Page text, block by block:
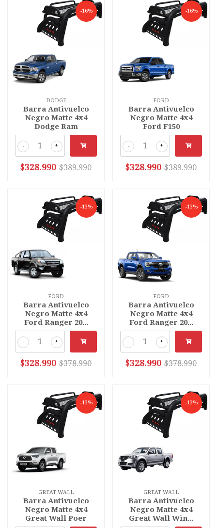
-16%
DODGE
Barra Antivuelco
Negro Matte 4x4
Dodge Ram
+
-
$328.990 $389.990
-16%
FORD
Barra Antivuelco
Negro Matte 4x4
Ford F150
+
-
$328.990 $389.990
-13%
FORD
Barra Antivuelco
Negro Matte 4x4
Ford Ranger 20...
+
-
$328.990 $378.990
-13%
FORD
Barra Antivuelco
Negro Matte 4x4
Ford Ranger 20...
+
-
$328.990 $378.990
-13%
GREAT WALL
Barra Antivuelco
Negro Matte 4x4
Great Wall Poer
-13%
GREAT WALL
Barra Antivuelco
Negro Matte 4x4
Great Wall Win...